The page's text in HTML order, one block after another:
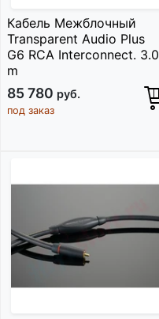
Кабель Межблочный
Transparent Audio Plus
G6 RCA Interconnect. 3.0
m
85 780 руб.
под заказ